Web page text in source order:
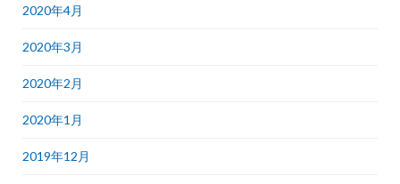
2020年4月
2020年3月
2020年2月
2020年1月
2019年12月